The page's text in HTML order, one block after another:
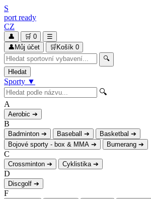
S
port ready
CZ
👤 🛒 0
☰
👤 Můj účet 🛒 Košík 0
🔍
Hledat
Sporty ▼
🔍
A
Aerobic ➔
B
Badminton ➔ Baseball ➔ Basketbal ➔
Bojové sporty - box & MMA ➔ Bumerang ➔
C
Crossminton ➔ Cyklistika ➔
D
Discgolf ➔
F